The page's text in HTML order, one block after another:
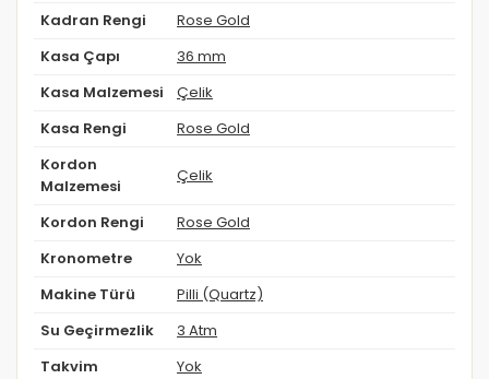
Kadran Rengi Rose Gold
Kasa Çapı 36 mm
Kasa Malzemesi Çelik
Kasa Rengi Rose Gold
Kordon
Malzemesi
Çelik
Kordon Rengi Rose Gold
Kronometre Yok
Makine Türü Pilli (Quartz)
Su Geçirmezlik 3 Atm
Takvim Yok